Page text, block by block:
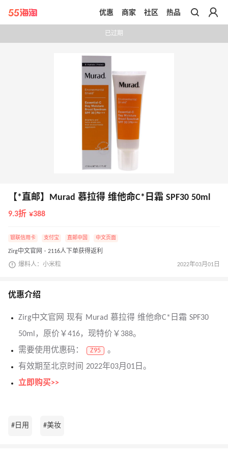
带你去官网买正品
优惠 商家 社区 热品
已过期
【*直邮】Murad 慕拉得 维他命C*日霜 SPF30 50ml
9.3折 ¥388
银联信用卡 支付宝 直邮中国 中文页面
Zirg中文官网 · 2116人下单获得返利
爆料人：小米粒 2022年03月01日
优惠介绍
Zirg中文官网 现有 Murad 慕拉得 维他命C*日霜 SPF30
50ml，原价￥416，现特价￥388。
需要使用优惠码：
Z95
。
有效期至北京时间 2022年03月01日。
立即购买>>
#日用 #美妆